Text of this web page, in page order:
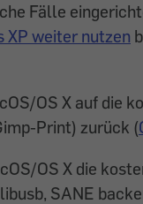
Fälle
XP weiter nutzen
OS X auf die
Print) zurück (
OS X die
SANE